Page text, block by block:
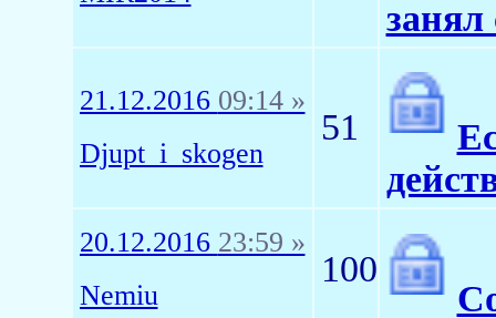
занял
21.12.2016 09:14 »
Djupt_i_skogen
51
20.12.2016 23:59 »
Nemiu
100